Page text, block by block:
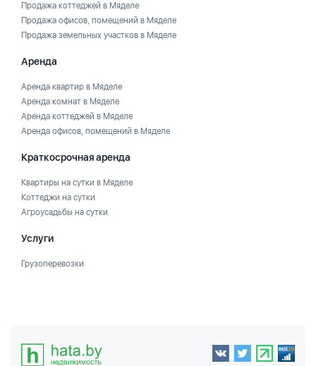
Продажа коттеджей в Мяделе
Продажа офисов, помещений в Мяделе
Продажа земельных участков в Мяделе
Аренда
Аренда квартир в Мяделе
Аренда комнат в Мяделе
Аренда коттеджей в Мяделе
Аренда офисов, помещений в Мяделе
Краткосрочная аренда
Квартиры на сутки в Мяделе
Коттеджи на сутки
Агроусадьбы на сутки
Услуги
Грузоперевозки